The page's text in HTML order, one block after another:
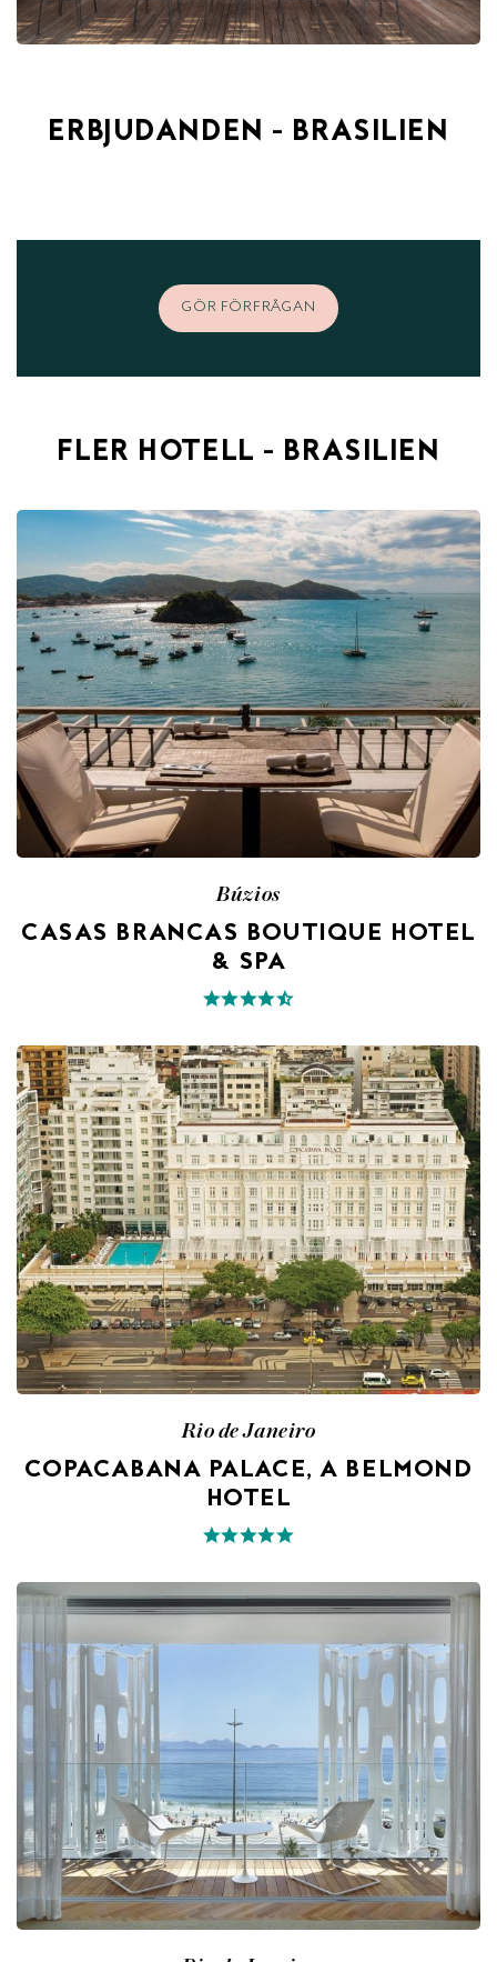
ERBJUDANDEN - BRASILIEN
GÖR FÖRFRÅGAN
FLER HOTELL - BRASILIEN
Búzios
CASAS BRANCAS BOUTIQUE HOTEL
& SPA
Rio de Janeiro
COPACABANA PALACE, A BELMOND
HOTEL